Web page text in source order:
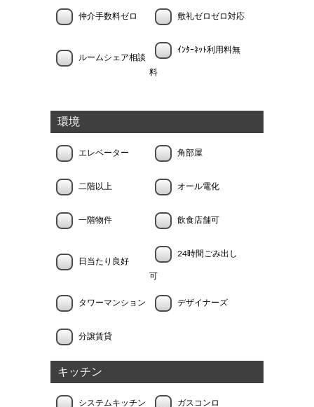
仲介手数料ゼロ 敷礼ゼロゼロ対応
ルームシェア相談
ｲﾝﾀｰﾈｯﾄ利用料無
料
環境
エレベーター 角部屋
二階以上 オール電化
一階物件 飲食店舗可
日当たり良好
24時間ごみ出し
可
タワーマンション デザイナーズ
分譲賃貸
キッチン
システムキッチン ガスコンロ